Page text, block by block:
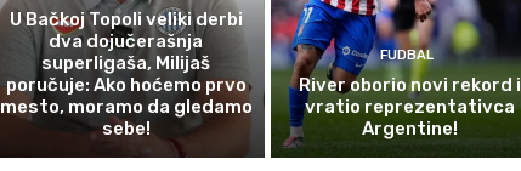
U Bačkoj Topoli veliki derbi
dva dojučerašnja
superligaša, Milijaš
poručuje: Ako hoćemo prvo
mesto, moramo da gledamo
sebe!
FUDBAL
River oborio novi rekord i
vratio reprezentativca
Argentine!